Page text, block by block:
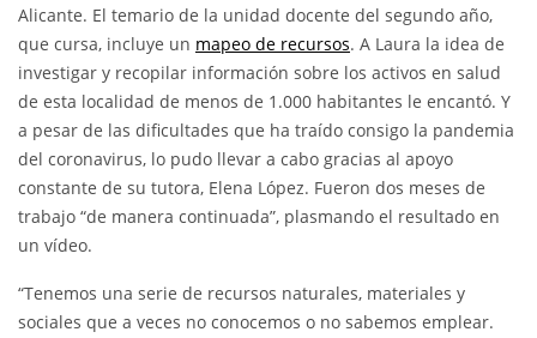
Alicante. El temario de la unidad docente del segundo año,
que cursa, incluye un mapeo de recursos. A Laura la idea de
investigar y recopilar información sobre los activos en salud
de esta localidad de menos de 1.000 habitantes le encantó. Y
a pesar de las dificultades que ha traído consigo la pandemia
del coronavirus, lo pudo llevar a cabo gracias al apoyo
constante de su tutora, Elena López. Fueron dos meses de
trabajo “de manera continuada”, plasmando el resultado en
un vídeo.
“Tenemos una serie de recursos naturales, materiales y
sociales que a veces no conocemos o no sabemos emplear.